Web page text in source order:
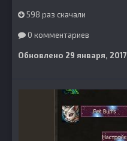
598 раз скачали
0 комментариев
Обновлено 29 января, 2017